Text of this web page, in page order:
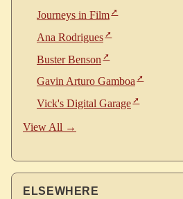
Journeys in Film
Ana Rodrigues
Buster Benson
Gavin Arturo Gamboa
Vick's Digital Garage
View All →
ELSEWHERE